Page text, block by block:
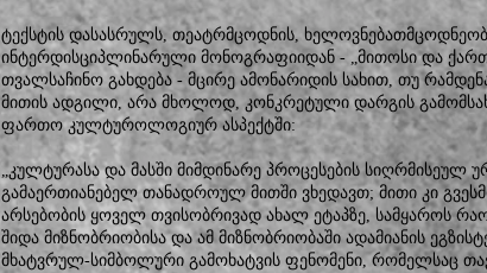
ტექსტის დასასრულს, თეატრმცოდნის,
ინტერდისციპლინარული მონოგრაფიიდან - „მითოსი და
თვალსაჩინო გახდება - მცირე ამონარიდის სახით, თუ
მითის ადგილი, არა მხოლოდ, კონკრეტული დარგის
ფართო კულტუროლოგიურ ასპექტში:
„კულტურასა და მასში მიმდინარე პროცესების სიღრმისეულ
გამაერთიანებელ თანადროულ მითში ვხედავთ; მითი კი
არსებობის ყოველ თვისობრივად ახალ ეტაპზე, სამყაროს
შიდა მიზნობრიობისა და ამ მიზნობრიობაში ადამიანის
მხატვრულ-სიმბოლური გამოხატვის ფენომენი, რომელსაც